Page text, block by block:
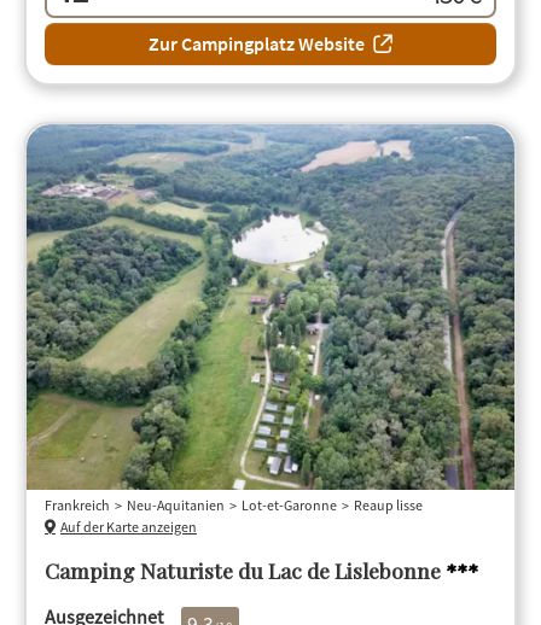
Zur Campingplatz Website
Camping Naturiste du Lac de Lislebonne ***
Frankreich Neu-Aquitanien Lot-et-Garonne
Reaup lisse
Auf der Karte anzeigen
Ausgezeichnet